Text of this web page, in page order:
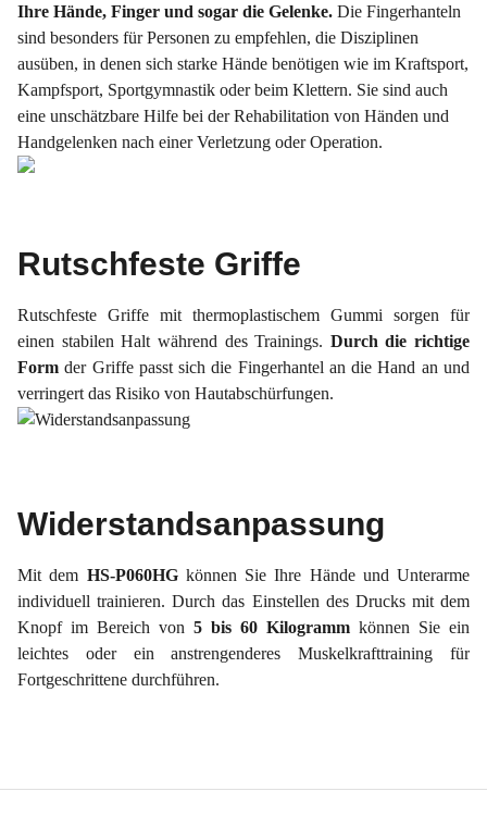
Ihre Hände, Finger und sogar die Gelenke. Die Fingerhanteln
sind besonders für Personen zu empfehlen, die Disziplinen
ausüben, in denen sich starke Hände benötigen wie im Kraftsport,
Kampfsport, Sportgymnastik oder beim Klettern. Sie sind auch
eine unschätzbare Hilfe bei der Rehabilitation von Händen und
Handgelenken nach einer Verletzung oder Operation.
Rutschfeste Griffe
Rutschfeste Griffe mit thermoplastischem Gummi sorgen für
einen stabilen Halt während des Trainings. Durch die richtige
Formder Griffe passt sich die Fingerhantel an die Hand an und
verringert das Risiko von Hautabschürfungen.
Widerstandsanpassung
Mit dem HS-P060HGkönnen Sie Ihre Hände und Unterarme
individuell trainieren. Durch das Einstellen des Drucks mit dem
Knopf im Bereich von 5 bis 60 Kilogramm können Sie ein
leichtes oder ein anstrengenderes Muskelkrafttraining für
Fortgeschrittene durchführen.